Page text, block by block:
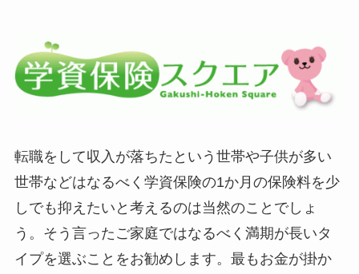
転職をして収入が落ちたという世帯や子供が多い
世帯などはなるべく学資保険の1か月の保険料を少
しでも抑えたいと考えるのは当然のことでしょ
う。そう言ったご家庭ではなるべく満期が長いタ
イプを選ぶことをお勧めします。最もお金が掛か